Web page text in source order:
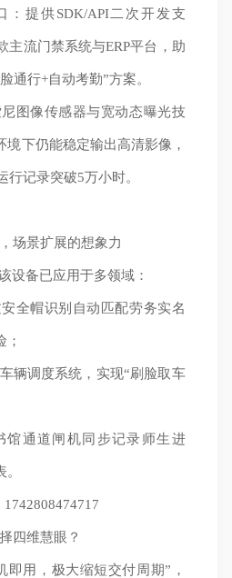
：提供SDK/API二次开发支
主流门禁系统与ERP平台，助
通行+自动考勤”方案。
图像传感器与宽动态曝光技
境下仍能稳定输出高清影像，
行记录突破5万小时。
场景扩展的想象力
设备已应用于多领域：
全帽识别自动匹配劳务实名
；
辆调度系统，实现“刷脸取车
馆通道闸机同步记录师生进
四维慧眼？
即用，极大缩短交付周期”，